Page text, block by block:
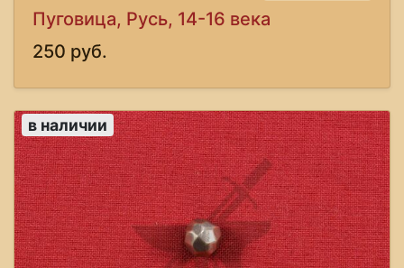
Пуговица, Русь, 14-16 века
250 руб.
в наличии